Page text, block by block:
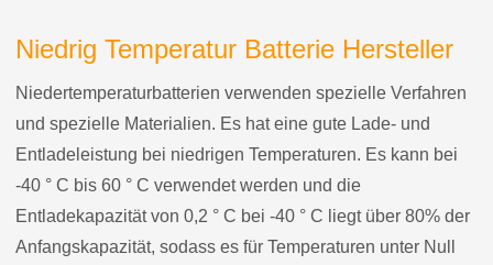
Niedrig Temperatur Batterie Hersteller
Niedertemperaturbatterien verwenden spezielle Verfahren
und spezielle Materialien. Es hat eine gute Lade- und
Entladeleistung bei niedrigen Temperaturen. Es kann bei
-40 ° C bis 60 ° C verwendet werden und die
Entladekapazität von 0,2 ° C bei -40 ° C liegt über 80% der
Anfangskapazität, sodass es für Temperaturen unter Null